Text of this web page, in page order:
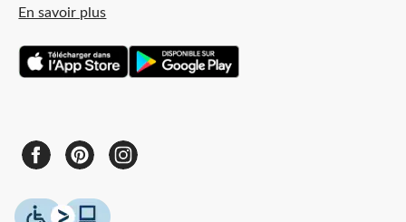
En savoir plus